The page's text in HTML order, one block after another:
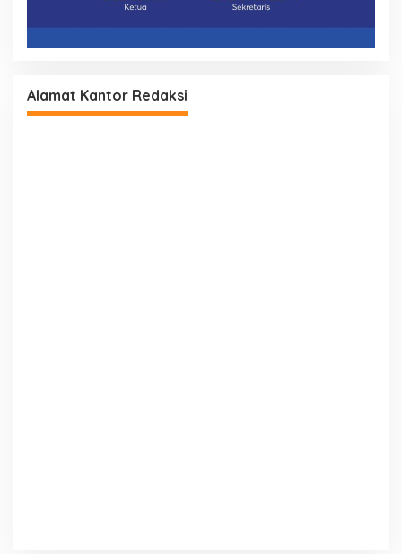
Alamat Kantor Redaksi